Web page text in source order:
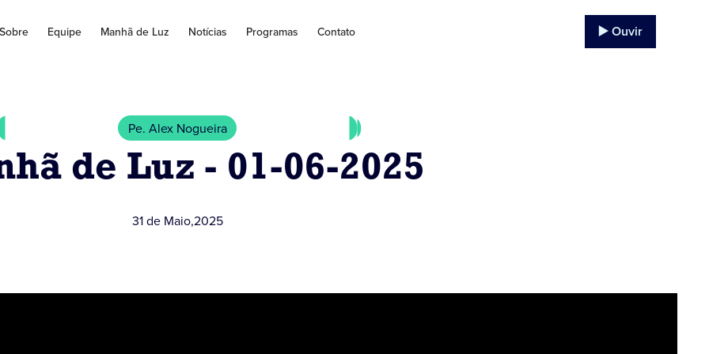
Equipe Manhã de Luz Notícias Programas Contato ▶️ Ouvir
Pe. Alex Nogueira
de Luz - 01-06-2025
31 de Maio,2025